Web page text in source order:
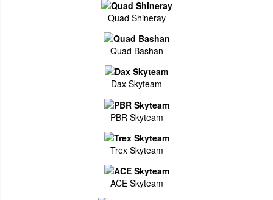
Quad Shineray
Quad Bashan
Dax Skyteam
PBR Skyteam
Trex Skyteam
ACE Skyteam